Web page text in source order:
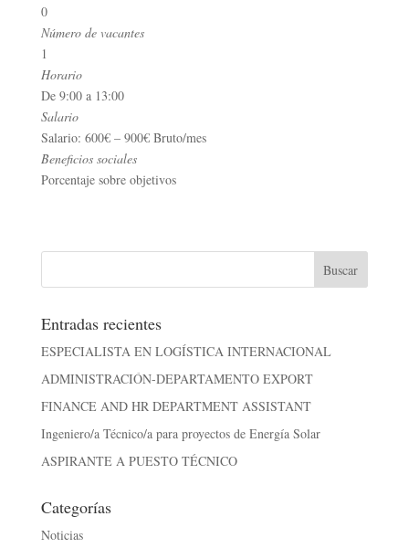
0
Número de vacantes
1
Horario
De 9:00 a 13:00
Salario
Salario: 600€ – 900€ Bruto/mes
Beneficios sociales
Porcentaje sobre objetivos
Entradas recientes
ESPECIALISTA EN LOGÍSTICA INTERNACIONAL
ADMINISTRACIÓN-DEPARTAMENTO EXPORT
FINANCE AND HR DEPARTMENT ASSISTANT
Ingeniero/a Técnico/a para proyectos de Energía Solar
ASPIRANTE A PUESTO TÉCNICO
Categorías
Noticias